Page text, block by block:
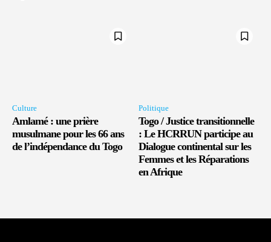
Culture
Amlamé : une prière
musulmane pour les 66 ans
de l’indépendance du Togo
Politique
Togo / Justice transitionnelle
: Le HCRRUN participe au
Dialogue continental sur les
Femmes et les Réparations
en Afrique